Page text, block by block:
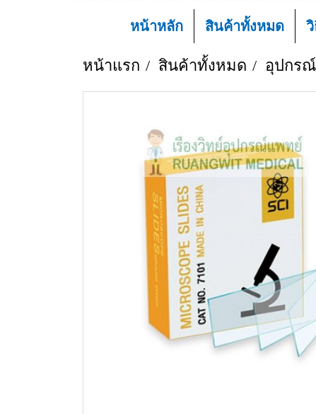
หน้าหลัก สินค้าทั้งหมด
หน้าแรก สินค้าทั้งหมด อุปกร